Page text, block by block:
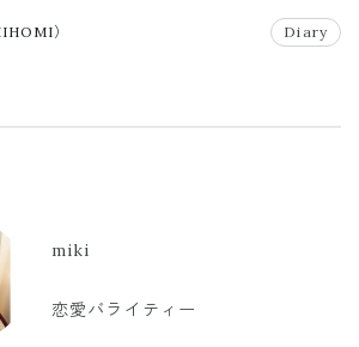
ーション
）
Diary
miki
恋愛バライティー